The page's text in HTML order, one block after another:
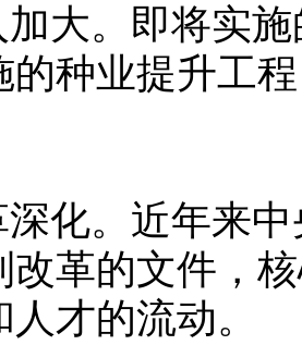
大。即将实
的种业提升工
深化。近年来
改革的文件，
才的流动。